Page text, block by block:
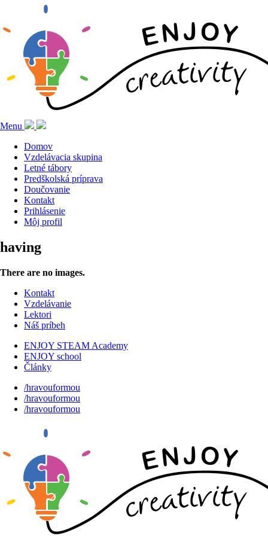
Menu
Domov
Vzdelávacia skupina
Letné tábory
Predškolská príprava
Doučovanie
Kontakt
Prihlásenie
Môj profil
having
There are no images.
Kontakt
Vzdelávanie
Lektori
Náš príbeh
ENJOY STEAM Academy
ENJOY school
Články
/hravouformou
/hravouformou
/hravouformou